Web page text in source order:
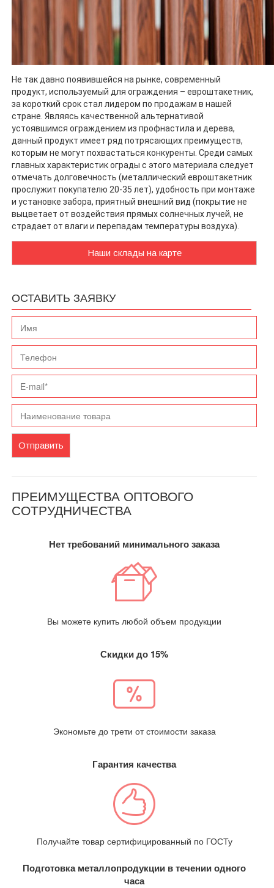
Не так давно появившейся на рынке, современный
продукт, используемый для ограждения – евроштакетник,
за короткий срок стал лидером по продажам в нашей
стране. Являясь качественной альтернативой
устоявшимся ограждением из профнастила и дерева,
данный продукт имеет ряд потрясающих преимуществ,
которым не могут похвастаться конкуренты. Среди самых
главных характеристик ограды с этого материала следует
отмечать долговечность (металлический евроштакетник
прослужит покупателю 20-35 лет), удобность при монтаже
и установке забора, приятный внешний вид (покрытие не
выцветает от воздействия прямых солнечных лучей, не
страдает от влаги и перепадам температуры воздуха).
Наши склады на карте
ОСТАВИТЬ ЗАЯВКУ
Отправить
ПРЕИМУЩЕСТВА ОПТОВОГО
СОТРУДНИЧЕСТВА
Нет требований минимального заказа
Вы можете купить любой объем продукции
Скидки до 15%
Экономьте до трети от стоимости заказа
Гарантия качества
Получайте товар сертифицированный по ГОСТу
Подготовка металлопродукции в течении одного
часа